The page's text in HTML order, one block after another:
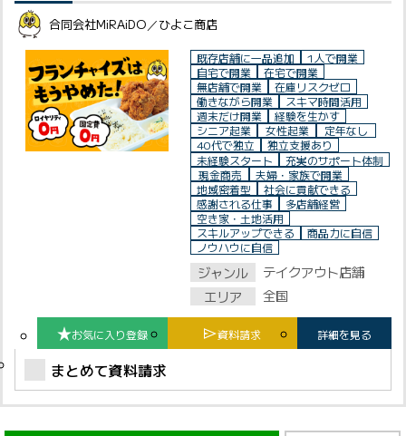
合同会社MiRAiDO／ひよこ商店
既存店舗に一品追加
1人で開業
自宅で開業
在宅で開業
無店舗で開業
在庫リスクゼロ
働きながら開業
スキマ時間活用
週末だけ開業
経験を生かす
シニア起業
女性起業
定年なし
40代で独立
独立支援あり
未経験スタート
充実のサポート体制
現金商売
夫婦・家族で開業
地域密着型
社会に貢献できる
感謝される仕事
多店舗経営
空き家・土地活用
スキルアップできる
商品力に自信
ノウハウに自信
ジャンル
テイクアウト店舗
エリア
全国
お気に入り登録 資料請求 詳細を見る
まとめて資料請求